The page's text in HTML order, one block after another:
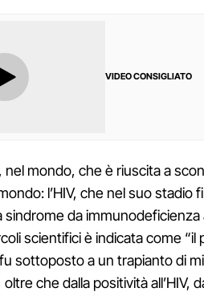
VIDEO CONSIGLIATO
nel mondo, che è riuscita a
l’HIV, che nel suo stadio
sindrome da immunodeficienza
scientifici è indicata come “il
sottoposto a un trapianto di
che dalla positività all’HIV,